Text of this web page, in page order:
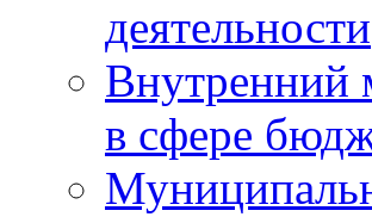
деятельности
Внутренний
в сфере